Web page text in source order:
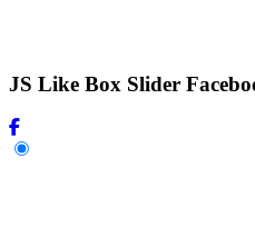
JS Like Box Slider